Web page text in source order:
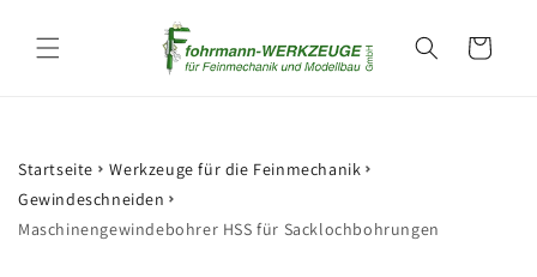
Inhalt
Warenkorb
Startseite
Werkzeuge für die Feinmechanik
Gewindeschneiden
Maschinengewindebohrer HSS für Sacklochbohrungen